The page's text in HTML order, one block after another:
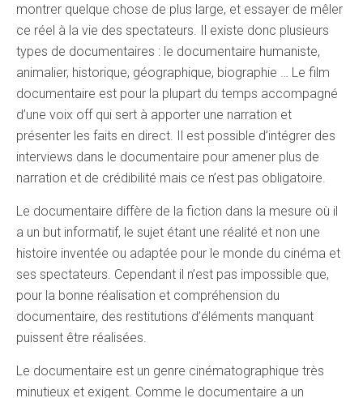
montrer quelque chose de plus large, et essayer de mêler
ce réel à la vie des spectateurs. Il existe donc plusieurs
types de documentaires : le documentaire humaniste,
animalier, historique, géographique, biographie … Le film
documentaire est pour la plupart du temps accompagné
d’une voix off qui sert à apporter une narration et
présenter les faits en direct. Il est possible d’intégrer des
interviews dans le documentaire pour amener plus de
narration et de crédibilité mais ce n’est pas obligatoire.
Le documentaire diffère de la fiction dans la mesure où il
a un but informatif, le sujet étant une réalité et non une
histoire inventée ou adaptée pour le monde du cinéma et
ses spectateurs. Cependant il n’est pas impossible que,
pour la bonne réalisation et compréhension du
documentaire, des restitutions d’éléments manquant
puissent être réalisées.
Le documentaire est un genre cinématographique très
minutieux et exigent. Comme le documentaire a un